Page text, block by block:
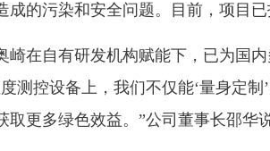
成的污染和安全问题。目前，项目已
在自有研发机构赋能下，已为国内
测控设备上，我们不仅能‘量身定
取更多绿色效益。”公司董事长邵华说